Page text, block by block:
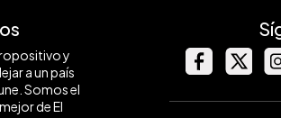
y
a un país
Somos el
de El